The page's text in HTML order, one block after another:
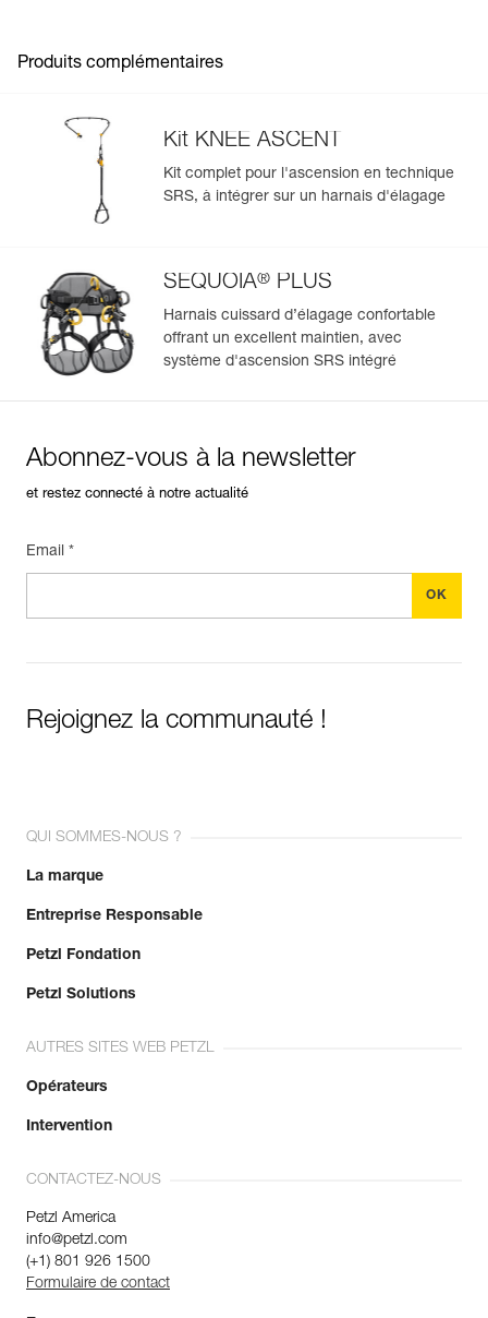
s'afficheront automatiquement.
Voir l'historique d'un produit à partir de sa date de
fabrication.
En savoir plus
Produits complémentaires
Kit KNEE ASCENT
Kit complet pour l'ascension en technique
SRS, à intégrer sur un harnais d'élagage
SEQUOIA® PLUS
Harnais cuissard d’élagage confortable
offrant un excellent maintien, avec
système d'ascension SRS intégré
Abonnez-vous à la newsletter
et restez connecté à notre actualité
Email *
Rejoignez la communauté !
QUI SOMMES-NOUS ?
La marque
Entreprise Responsable
Petzl Fondation
Petzl Solutions
AUTRES SITES WEB PETZL
Opérateurs
Intervention
CONTACTEZ-NOUS
Petzl America
info@petzl.com
(+1) 801 926 1500
Formulaire de contact